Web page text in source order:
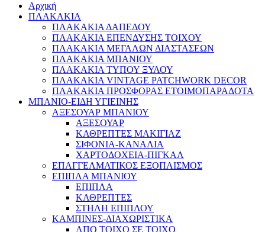
Αρχική
ΠΛΑΚΑΚΙΑ
ΠΛΑΚΑΚΙΑ ΔΑΠΕΔΟΥ
ΠΛΑΚΑΚΙΑ ΕΠΕΝΔΥΣΗΣ ΤΟΙΧΟΥ
ΠΛΑΚΑΚΙΑ ΜΕΓΑΛΩΝ ΔΙΑΣΤΑΣΕΩΝ
ΠΛΑΚΑΚΙΑ ΜΠΑΝΙΟΥ
ΠΛΑΚΑΚΙΑ ΤΥΠΟΥ ΞΥΛΟΥ
ΠΛΑΚΑΚΙΑ VINTAGE PATCHWORK DECOR
ΠΛΑΚΑΚΙΑ ΠΡΟΣΦΟΡΑΣ ΕΤΟΙΜΟΠΑΡΑΔΟΤΑ
ΜΠΑΝΙΟ-ΕΙΔΗ ΥΓΙΕΙΝΗΣ
ΑΞΕΣΟΥΑΡ ΜΠΑΝΙΟΥ
ΑΞΕΣΟΥΑΡ
ΚΑΘΡΕΠΤΕΣ ΜΑΚΙΓΙΑΖ
ΣΙΦΟΝΙΑ-ΚΑΝΑΛΙΑ
ΧΑΡΤΟΔΟΧΕΙΑ-ΠΙΓΚΑΛ
ΕΠΑΓΓΕΛΜΑΤΙΚΟΣ ΕΞΟΠΛΙΣΜΟΣ
ΕΠΙΠΛΑ ΜΠΑΝΙΟΥ
ΕΠΙΠΛΑ
ΚΑΘΡΕΠΤΕΣ
ΣΤΗΛΗ ΕΠΙΠΛΟΥ
ΚΑΜΠΙΝΕΣ-ΔΙΑΧΩΡΙΣΤΙΚΑ
ΑΠΟ ΤΟΙΧΟ ΣΕ ΤΟΙΧΟ